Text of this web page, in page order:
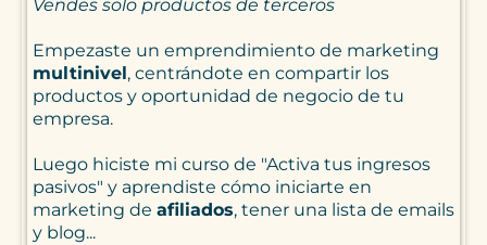
Vendes solo productos de terceros
Empezaste un emprendimiento de marketing
multinivel, centrándote en compartir los
productos y oportunidad de negocio de tu
empresa.
Luego hiciste mi curso de "Activa tus ingresos
pasivos" y aprendiste cómo iniciarte en
marketing de afiliados, tener una lista de emails
y blog...